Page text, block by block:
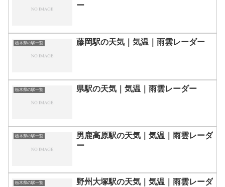
ー
栃木県の駅一覧 藤岡駅の天気｜気温｜雨雲レーダー
栃木県の駅一覧 県駅の天気｜気温｜雨雲レーダー
栃木県の駅一覧
男鹿高原駅の天気｜気温｜雨雲レーダ
ー
栃木県の駅一覧
野州大塚駅の天気｜気温｜雨雲レーダ